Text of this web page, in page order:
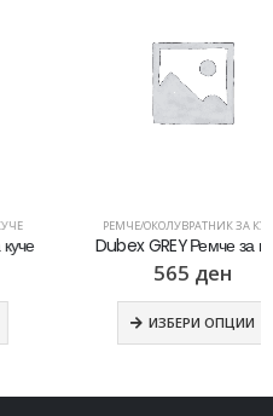
РЕМЧЕ/ОКОЛУВРАТНИК ЗА КУЧЕ
Dubex GREY Ремче за куче
ден
ИЗБЕРИ ОПЦИИ